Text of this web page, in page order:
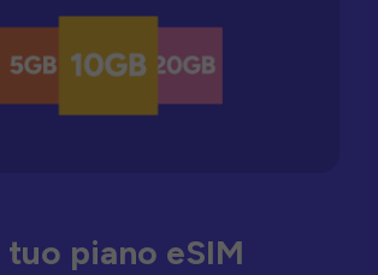
piano eSIM